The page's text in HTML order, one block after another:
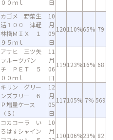
００ｍｌ
日
カゴメ 野菜生
活１００ 津軽
林檎ＭＩＸ １
９５ｍｌ
10
月
09
日
120110%65% 79
アサヒ 三ツ矢
フルーツパン
チ ＰＥＴ ５
００ｍｌ
11
月
06
日
119123%16% 68
キリン グリー
ンズフリー ６
Ｐ増量ケース
（Ｓ）
12
月
05
日
117105% 7% 569
コカコーラ い
ろはすシャイン
10
月
110106%23% 82